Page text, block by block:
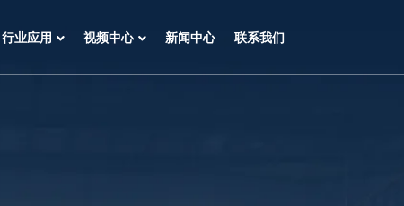
行业应用 视频中心 新闻中心 联系我们